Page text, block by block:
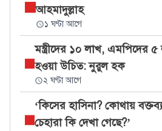
আহমাদুল্লাহ
১ ঘণ্টা আগে
মন্ত্রীদের ১০ লাখ, এমপিদের
হওয়া উচিত: নুরুল হক
২ ঘণ্টা আগে
‘কিসের হাসিনা? কোথায়
চেহারা কি দেখা গেছে?’